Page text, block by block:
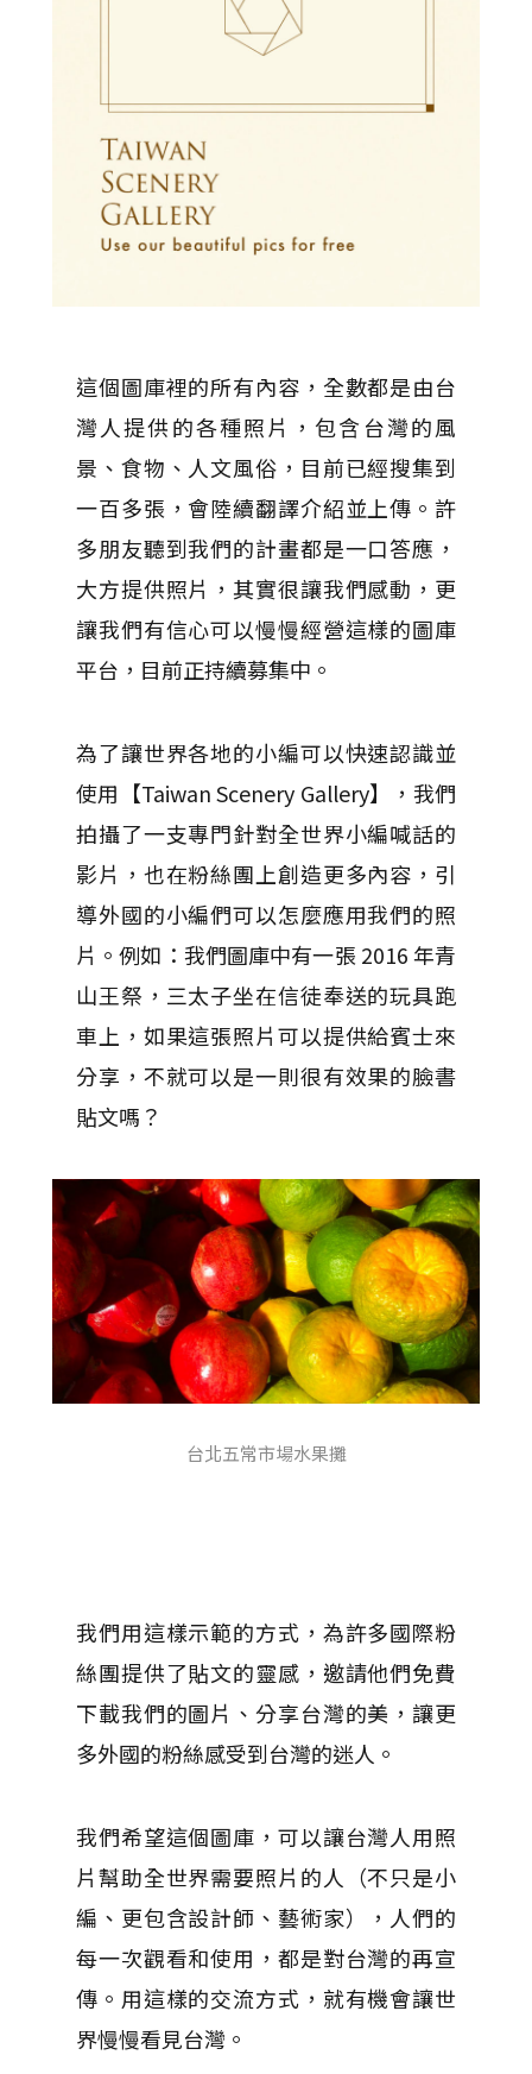
這個圖庫裡的所有內容，全數都是由台
灣人提供的各種照片，包含台灣的風
景、食物、人文風俗，目前已經搜集到
一百多張，會陸續翻譯介紹並上傳。許
多朋友聽到我們的計畫都是一口答應，
大方提供照片，其實很讓我們感動，更
讓我們有信心可以慢慢經營這樣的圖庫
平台，目前正持續募集中。
為了讓世界各地的小編可以快速認識並
使用【Taiwan Scenery Gallery】，我們
拍攝了一支專門針對全世界小編喊話的
影片，也在粉絲團上創造更多內容，引
導外國的小編們可以怎麼應用我們的照
片。例如：我們圖庫中有一張 2016 年青
山王祭，三太子坐在信徒奉送的玩具跑
車上，如果這張照片可以提供給賓士來
分享，不就可以是一則很有效果的臉書
貼文嗎？
台北五常市場水果攤
我們用這樣示範的方式，為許多國際粉
絲團提供了貼文的靈感，邀請他們免費
下載我們的圖片、分享台灣的美，讓更
多外國的粉絲感受到台灣的迷人。
我們希望這個圖庫，可以讓台灣人用照
片幫助全世界需要照片的人（不只是小
編、更包含設計師、藝術家），人們的
每一次觀看和使用，都是對台灣的再宣
傳。用這樣的交流方式，就有機會讓世
界慢慢看見台灣。